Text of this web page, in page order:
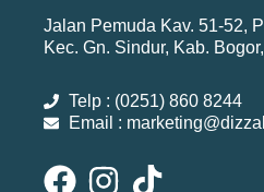
Jalan Pemuda Kav. 51-52,
Kec. Gn. Sindur, Kab.
Telp : (0251) 860 8244
Email :